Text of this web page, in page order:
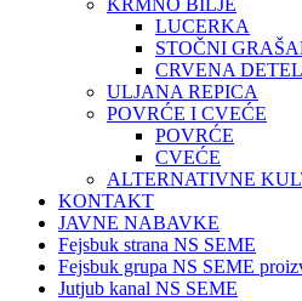
KRMNO BILJE
LUCERKA
STOČNI
CRVENA
ULJANA REPICA
POVRĆE I CVEĆE
POVRĆE
CVEĆE
ALTERNATIVNE
KONTAKT
JAVNE NABAVKE
Fejsbuk strana NS SEME
Fejsbuk grupa NS SEME
Jutjub kanal NS SEME